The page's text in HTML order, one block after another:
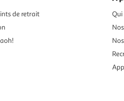
de retrait
Qui